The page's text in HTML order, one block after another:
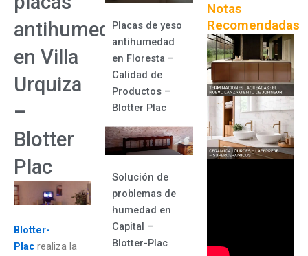
antihumedad
en Villa
Urquiza
–
Blotter
Plac
Blotter-
Plac realiza la
Placas de yeso
antihumedad
en Floresta –
Calidad de
Productos –
Blotter Plac
Solución de
problemas de
humedad en
Capital –
Blotter-Plac
Notas
Recomendadas